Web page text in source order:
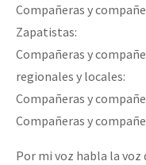
Compañeras y
Zapatistas:
Compañeras y
regionales y locales:
Compañeras y
Compañeras y
Por mi voz habla la